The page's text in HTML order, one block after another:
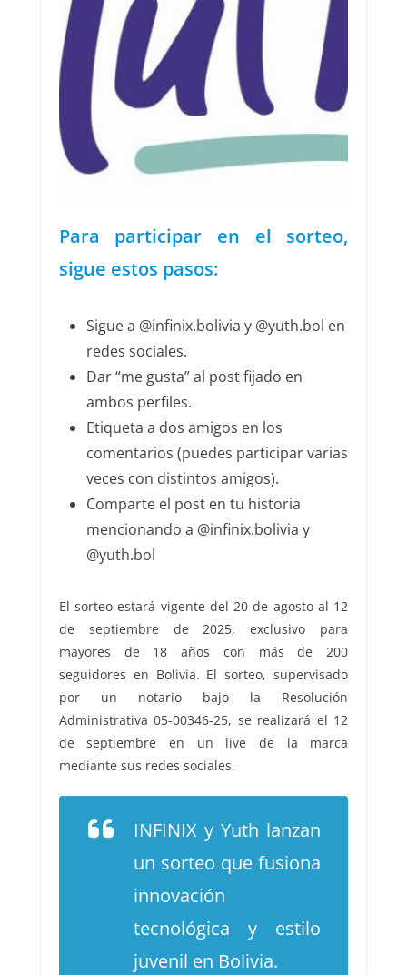
Para participar en el sorteo,
sigue estos pasos:
Sigue a @infinix.bolivia y @yuth.bol en
redes sociales.
Dar “me gusta” al post fijado en
ambos perfiles.
Etiqueta a dos amigos en los
comentarios (puedes participar varias
veces con distintos amigos).
Comparte el post en tu historia
mencionando a @infinix.bolivia y
@yuth.bol
El sorteo estará vigente del 20 de agosto al 12
de septiembre de 2025, exclusivo para
mayores de 18 años con más de 200
seguidores en Bolivia. El sorteo, supervisado
por un notario bajo la Resolución
Administrativa 05-00346-25, se realizará el 12
de septiembre en un live de la marca
mediante sus redes sociales.
INFINIX y Yuth lanzan
un sorteo que fusiona
innovación
tecnológica y estilo
juvenil en Bolivia.